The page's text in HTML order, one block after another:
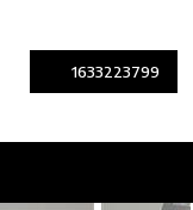
1633223799